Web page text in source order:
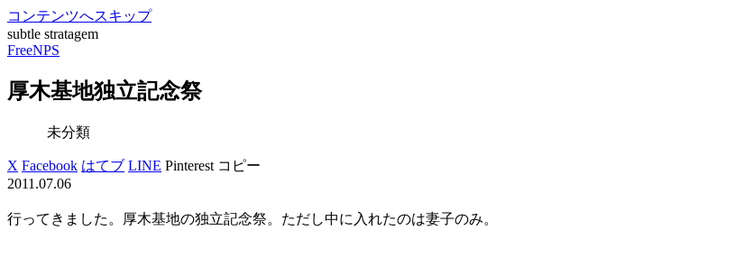
コンテンツへスキップ
subtle stratagem
FreeNPS
厚木基地独立記念祭
未分類
X Facebook はてブ LINE Pinterest コピー
2011.07.06
行ってきました。厚木基地の独立記念祭。ただし中に入れたのは妻子のみ。